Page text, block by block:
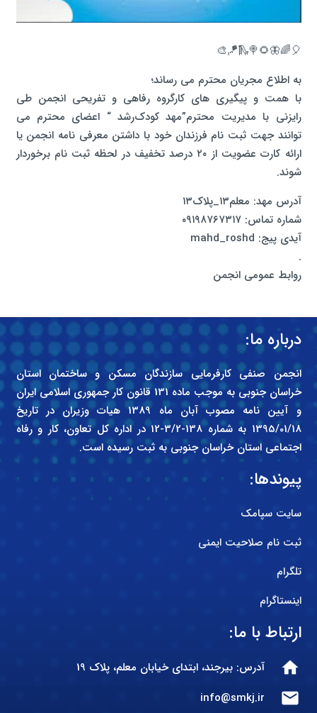
🎈🌈🦋🌻🍭🛝🪁🎨
به اطلاع مجریان محترم می رساند؛
با همت و پیگیری های کارگروه رفاهی و تفریحی انجمن طی
رایزنی با مدیریت محترم”مهد کودک‌رشد “ اعضای محترم می
توانند جهت ثبت نام فرزندان خود با داشتن معرفی نامه‌ انجمن‌ یا
ارائه کارت عضویت از ۲۰ درصد تخفیف در لحظه ثبت نام برخوردار
شوند.
آدرس مهد: معلم۱۳_پلاک۱۳
شماره تماس: ۰۹۱۹۸۷۶۷۳۱۷
آیدی پیج: mahd_roshd
.
روابط عمومی انجمن
درباره ما:
انجمن صنفی کارفرمایی سازندگان مسکن و ساختمان استان
خراسان جنوبی به موجب ماده 131 قانون کار جمهوری اسلامی ایران
و آیین نامه مصوب آبان ماه 1389 هیات وزیران در تاریخ
1395/01/18 به شماره 138-3/2-12 در اداره کل تعاون، کار و رفاه
اجتماعی استان خراسان جنوبی به ثبت رسیده است.
پیوندها:
سایت سپامک
ثبت نام صلاحیت ایمنی
تلگرام
اینستاگرام
ارتباط با ما:
home آدرس: بیرجند، ابتدای خیابان معلم، پلاک 19
mail
info@smkj.ir